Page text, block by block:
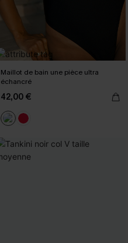
Maillot de bain une pièce ultra
échancré
42,00 €